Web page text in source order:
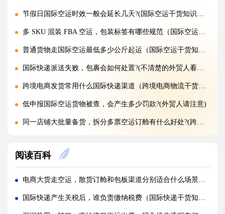
节假日国际空运时效一般会延长几天?(国际空运干货知识分享)
多 SKU 混装 FBA 空运，包装标签有哪些规范（国际空运干货知识分享）
普通货物走国际空运最低多少公斤起运（国际空运干货知识分享）
国际快递派送失败，包裹会如何处置?(不清楚的外贸人看过来)
跨境电商发货常用什么国际快递渠道（跨境电商物流干货知识分享）
低申报国际空运货物被查，会产生多少罚款?(外贸人请注意)
同一店铺大批量备货，拆分多票空运订舱有什么好处?(跨境电商卖家必看篇)
亚马逊新规落地，空运带电产品入仓有哪些新增限制?(亚马逊卖家请注意)
多国中转空运，过境海关查验该如何配合举证（国际空运干货知识分享）
多 SKU 混装托盘空运，如何装箱能减少亚马逊人工分拣拉长上架时长?(国际空运干货知识分享)
国际空运低申报被海关预警，第一次预警还有哪些补救放行办法(外贸人请注意)
阅读百科
电商大货走空运，散货订舱和包板渠道分别适合什么场景（不清楚的跨境电商卖家看过来）
国际快递产生关税后，谁负责缴纳税费（国际快递干货知识分享）